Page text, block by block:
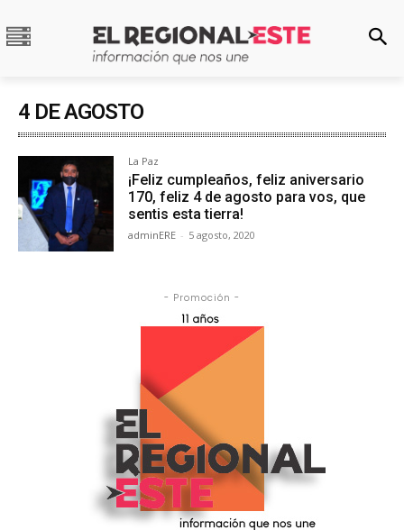
4 DE AGOSTO
La Paz
¡Feliz cumpleaños, feliz aniversario
170, feliz 4 de agosto para vos, que
sentis esta tierra!
adminERE - 5 agosto, 2020
- Promoción -